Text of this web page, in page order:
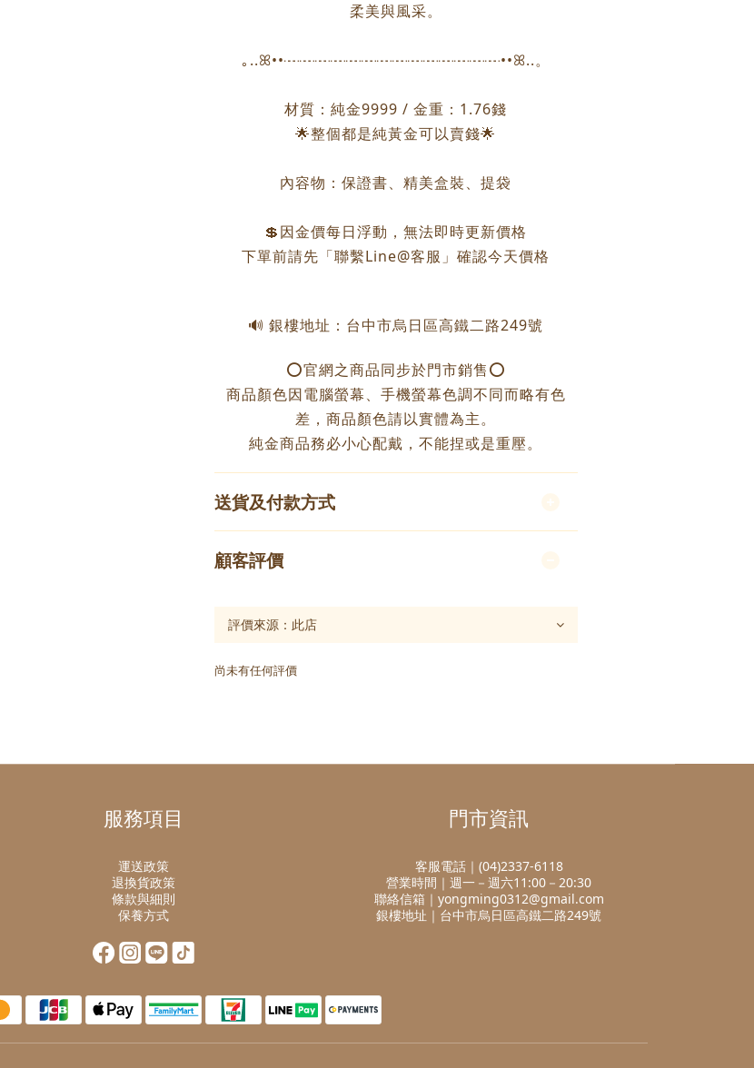
柔美與風采。
｡..ꕤ••┈┈┈┈┈┈┈┈┈┈┈┈┈┈••ꕤ..。
材質：純金9999 / 金重：1.76錢
🌟整個都是純黃金可以賣錢🌟
內容物：保證書、精美盒裝、提袋
💲因金價每日浮動，無法即時更新價格
下單前請先「聯繫Line@客服」確認今天價格
🔊 銀樓地址：台中市烏日區高鐵二路249號
⭕️官網之商品同步於門市銷售⭕️
商品顏色因電腦螢幕、手機螢幕色調不同而略有色
差，商品顏色請以實體為主。
純金商品務必小心配戴，不能捏或是重壓。
送貨及付款方式
顧客評價
尚未有任何評價
服務項目
運送政策
退換貨政策
條款與細則
保養方式
門市資訊
客服電話｜(04)2337-6118
營業時間｜週一－週六11:00－20:30
聯絡信箱｜yongming0312@gmail.com
銀樓地址｜台中市烏日區高鐵二路249號